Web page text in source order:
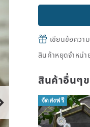
เขียนข้อควา
สินค้าหยุดจำหน่า
สินค้าอื่นๆ
จัดส่งฟรี